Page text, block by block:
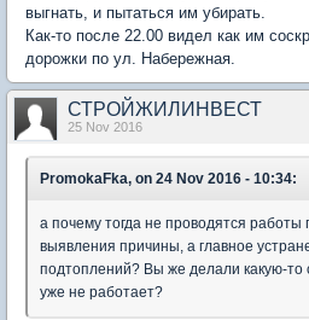
выгнать, и пытаться им убирать.
Как-то после 22.00 видел как им
дорожки по ул. Набережная.
СТРОЙЖИЛИНВЕСТ
25 Nov 2016
PromokaFka, on 24 Nov 2016 - 10:34:
а почему тогда не проводятся работы
выявления причины, а главное
подтоплений? Вы же делали какую-то
уже не работает?